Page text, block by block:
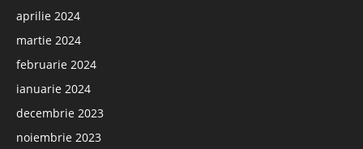
aprilie 2024
martie 2024
februarie 2024
ianuarie 2024
decembrie 2023
noiembrie 2023